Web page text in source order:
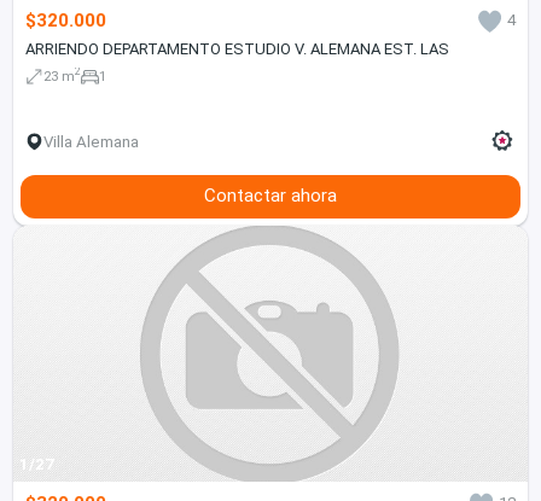
$320.000
4
ARRIENDO DEPARTAMENTO ESTUDIO V. ALEMANA EST. LAS
23 m2 1
Villa Alemana
Contactar ahora
1/27